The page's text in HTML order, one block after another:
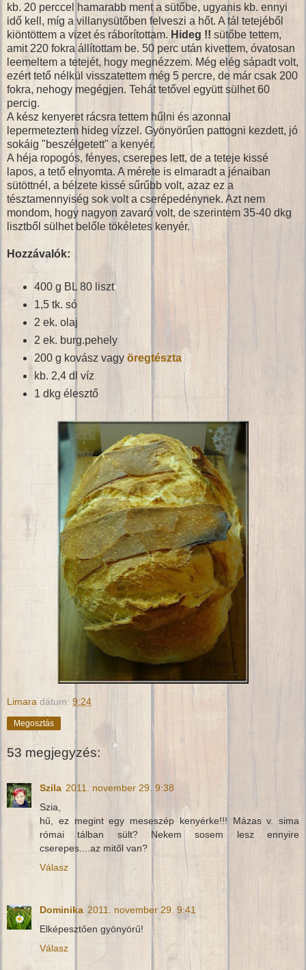
kb. 20 perccel hamarabb ment a sütőbe, ugyanis kb. ennyi
idő kell, míg a villanysütőben felveszi a hőt. A tál tetejéből
kiöntöttem a vizet és ráborítottam. Hideg !! sütőbe tettem,
amit 220 fokra állítottam be. 50 perc után kivettem, óvatosan
leemeltem a tetejét, hogy megnézzem. Még elég sápadt volt,
ezért tető nélkül visszatettem még 5 percre, de már csak 200
fokra, nehogy megégjen. Tehát tetővel együtt sülhet 60
percig.
A kész kenyeret rácsra tettem hűlni és azonnal
lepermeteztem hideg vízzel. Gyönyörűen pattogni kezdett, jó
sokáig "beszélgetett" a kenyér.
A héja ropogós, fényes, cserepes lett, de a teteje kissé
lapos, a tető elnyomta. A mérete is elmaradt a jénaiban
sütöttnél, a bélzete kissé sűrűbb volt, azaz ez a
tésztamennyiség sok volt a cserépedénynek. Azt nem
mondom, hogy nagyon zavaró volt, de szerintem 35-40 dkg
lisztből sülhet belőle tökéletes kenyér.
Hozzávalók:
400 g BL 80 liszt
1,5 tk. só
2 ek. olaj
2 ek. burg.pehely
200 g kovász vagy öregtészta
kb. 2,4 dl víz
1 dkg élesztő
Limara dátum: 9:24
Megosztás
53 megjegyzés:
Szila 2011. november 29. 9:38
Szia,
hű, ez megint egy meseszép kenyérke!!! Mázas v. sima
római tálban sült? Nekem sosem lesz ennyire
cserepes....az mitől van?
Válasz
Dominika 2011. november 29. 9:41
Elképesztően gyönyörű!
Válasz